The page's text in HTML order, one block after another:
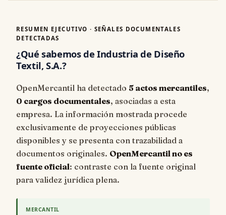
RESUMEN EJECUTIVO · SEÑALES DOCUMENTALES
DETECTADAS
¿Qué sabemos de Industria de Diseño
Textil, S.A.?
OpenMercantil ha detectado 5 actos mercantiles,
0 cargos documentales, asociadas a esta
empresa. La información mostrada procede
exclusivamente de proyecciones públicas
disponibles y se presenta con trazabilidad a
documentos originales. OpenMercantil no es
fuente oficial: contraste con la fuente original
para validez jurídica plena.
MERCANTIL